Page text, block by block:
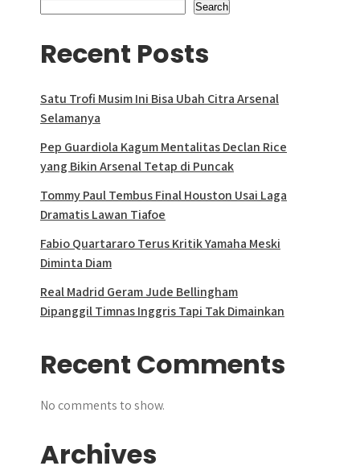
Search
Recent Posts
Satu Trofi Musim Ini Bisa Ubah Citra Arsenal
Selamanya
Pep Guardiola Kagum Mentalitas Declan Rice
yang Bikin Arsenal Tetap di Puncak
Tommy Paul Tembus Final Houston Usai Laga
Dramatis Lawan Tiafoe
Fabio Quartararo Terus Kritik Yamaha Meski
Diminta Diam
Real Madrid Geram Jude Bellingham
Dipanggil Timnas Inggris Tapi Tak Dimainkan
Recent Comments
No comments to show.
Archives